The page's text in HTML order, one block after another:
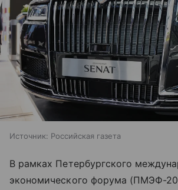
Источник: Российская газета
В рамках Петербургского
экономического форума (ПМЭФ-